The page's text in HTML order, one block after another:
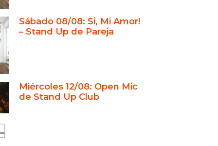
todos los públicos
de Kristof y Maio en la
porteña
íntimo con identidad propia
humor acompañado de
de “Si, Mi Amor!” y otros éxitos
de comedia y eventos para
Sábado 08/08: Si, Mi Amor!
– Stand Up de Pareja
Miércoles 12/08: Open Mic
de Stand Up Club